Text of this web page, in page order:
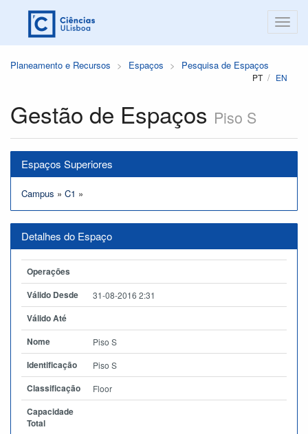
Planeamento e Recursos Espaços Pesquisa de Espaços
PT EN
Gestão de Espaços Piso S
Espaços Superiores
Campus » C1 »
Detalhes do Espaço
Operações
Válido Desde
31-08-2016 2:31
Válido Até
Nome
Piso S
Identificação Piso S
Classificação Floor
Capacidade
Total